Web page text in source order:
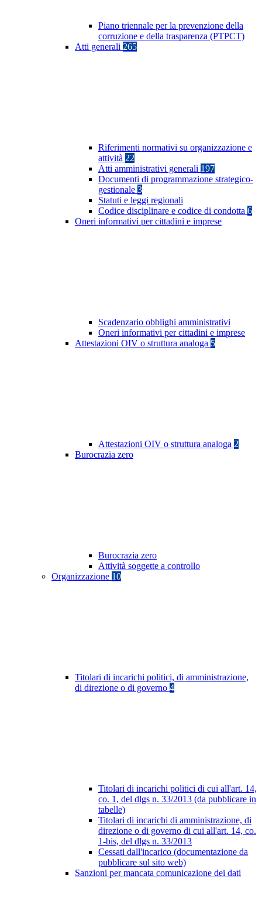
Piano triennale per la prevenzione della
corruzione e della trasparenza (PTPCT)
Atti generali 265
Riferimenti normativi su organizzazione e
attività 22
Atti amministrativi generali 197
Documenti di programmazione strategico-
gestionale 3
Statuti e leggi regionali
Codice disciplinare e codice di condotta 6
Oneri informativi per cittadini e imprese
Scadenzario obblighi amministrativi
Oneri informativi per cittadini e imprese
Attestazioni OIV o struttura analoga 5
Attestazioni OIV o struttura analoga 2
Burocrazia zero
Burocrazia zero
Attività soggette a controllo
Organizzazione 10
Titolari di incarichi politici, di amministrazione,
di direzione o di governo 4
Titolari di incarichi politici di cui all'art. 14,
co. 1, del dlgs n. 33/2013 (da pubblicare in
tabelle)
Titolari di incarichi di amministrazione, di
direzione o di governo di cui all'art. 14, co.
1-bis, del dlgs n. 33/2013
Cessati dall'incarico (documentazione da
pubblicare sul sito web)
Sanzioni per mancata comunicazione dei dati